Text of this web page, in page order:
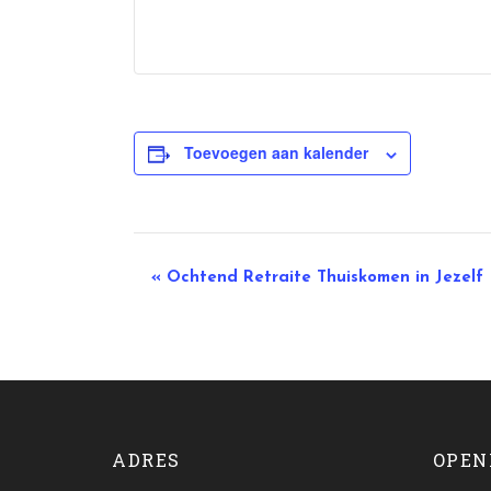
Toevoegen aan kalender
Evenement
« Ochtend Retraite Thuiskomen in Jezelf
ADRES